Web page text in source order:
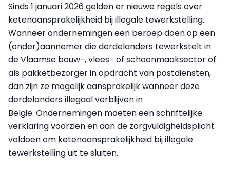
Sinds 1 januari 2026 gelden er nieuwe regels over
ketenaansprakelijkheid bij illegale tewerkstelling.
Wanneer ondernemingen een beroep doen op een
(onder)aannemer die derdelanders tewerkstelt in
de Vlaamse bouw-, vlees- of schoonmaaksector of
als pakketbezorger in opdracht van postdiensten,
dan zijn ze mogelijk aansprakelijk wanneer deze
derdelanders illegaal verblijven in
België. Ondernemingen moeten een schriftelijke
verklaring voorzien en aan de zorgvuldigheidsplicht
voldoen om ketenaansprakelijkheid bij illegale
tewerkstelling uit te sluiten.